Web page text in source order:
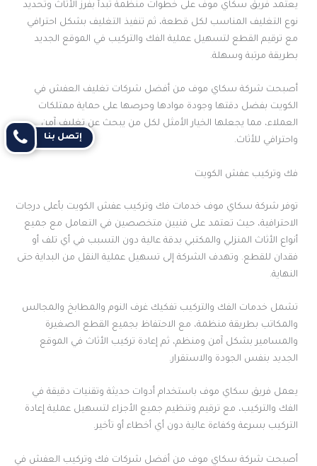
يعتمد فريق سكاي موف على خطوات منظمة تبدأ بفرز الأثاث وتحديد
نوع التغليف المناسب لكل قطعة، ثم تنفيذ التغليف بشكل احترافي
مع ترقيم القطع لتسهيل عملية الفك والتركيب في الموقع الجديد
بطريقة مرتبة وسهلة.
أصبحت شركة سكاي موف من أفضل شركات تغليف العفش في
الكويت بفضل دقتها وجودة موادها وحرصها على حماية ممتلكات
العملاء، مما يجعلها الخيار الأمثل لكل من يبحث عن تغليف آمن
واحترافي للأثاث.
فك وتركيب عفش الكويت
توفر شركة سكاي موف خدمات فك وتركيب عفش الكويت بأعلى درجات
الاحترافية، حيث تعتمد على فنيين متخصصين في التعامل مع جميع
أنواع الأثاث المنزلي والمكتبي بدقة عالية دون التسبب في أي تلف أو
فقدان للقطع. وتهدف الشركة إلى تسهيل عملية النقل من البداية حتى
النهاية.
تشمل خدمات الفك والتركيب تفكيك غرف النوم والمطابخ والمجالس
والمكاتب بطريقة منظمة، مع الاحتفاظ بجميع القطع الصغيرة
والمسامير بشكل آمن ومنظم، ثم إعادة تركيب الأثاث في الموقع
الجديد بنفس الجودة والاستقرار.
يعمل فريق سكاي موف باستخدام أدوات حديثة وتقنيات دقيقة في
الفك والتركيب، مع ترقيم وتنظيم جميع الأجزاء لتسهيل عملية إعادة
التركيب بسرعة وكفاءة عالية دون أي أخطاء أو تأخير.
أصبحت شركة سكاي موف من أفضل شركات فك وتركيب العفش في
إتصل بنا